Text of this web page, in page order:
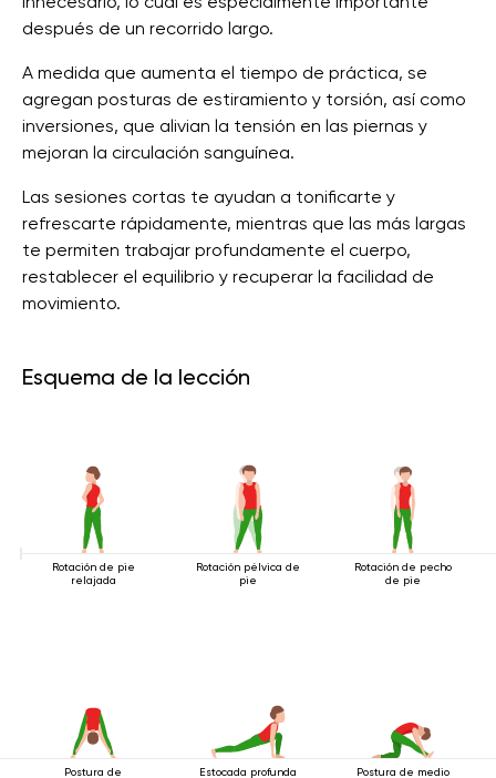
después de un recorrido largo.
A medida que aumenta el tiempo de práctica, se
agregan posturas de estiramiento y torsión, así como
inversiones, que alivian la tensión en las piernas y
mejoran la circulación sanguínea.
Las sesiones cortas te ayudan a tonificarte y
refrescarte rápidamente, mientras que las más largas
te permiten trabajar profundamente el cuerpo,
restablecer el equilibrio y recuperar la facilidad de
movimiento.
Esquema de la lección
Rotación de pie
relajada
Rotación pélvica de
pie
Rotación de pecho
de pie
Postura de
Estocada profunda
Postura de medio